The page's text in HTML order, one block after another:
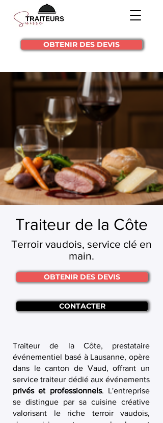
OBTENIR DES DEVIS
Traiteur de la Côte
Terroir vaudois, service clé en
main.
OBTENIR DES DEVIS
CONTACTER
Traiteur de la Côte, prestataire
événementiel basé à Lausanne, opère
dans le canton de Vaud, offrant un
service traiteur dédié aux événements
privés et professionnels. L'entreprise
se distingue par sa cuisine créative
valorisant le riche terroir vaudois,